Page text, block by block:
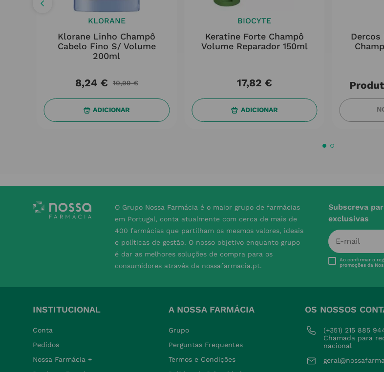
KLORANE
Klorane Linho Champô
Cabelo Fino S/ Volume
200ml
10,99 €
8,24 €
ADICIONAR
BIOCYTE
Keratine Forte Champô
Volume Reparador 150ml
17,82 €
ADICIONAR
O Grupo Nossa Farmácia é o maior grupo de farmácias
em Portugal, conta atualmente com cerca de mais de
400 farmácias que partilham os mesmos valores, ideais
e políticas de gestão. O nosso objetivo enquanto grupo
é dar as melhores soluções de compra para os
consumidores através da nossafarmacia.pt.
Subscreva
exclusivas
Ao confirmar o
promoções da
INSTITUCIONAL
Conta
Pedidos
Nossa Farmácia +
A NOSSA FARMÁCIA
Grupo
Perguntas Frequentes
Termos e Condições
OS NOSSOS
(+351) 215 885
Chamada para
nacional